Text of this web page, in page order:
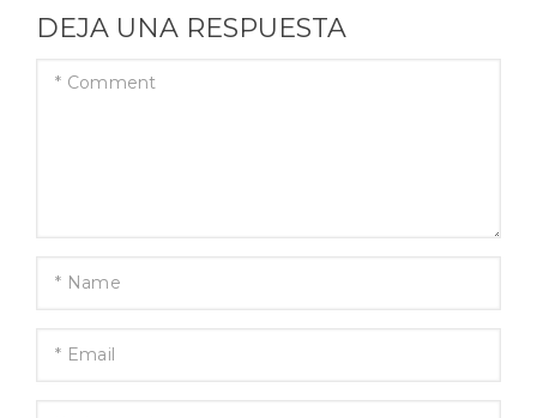
DEJA UNA RESPUESTA